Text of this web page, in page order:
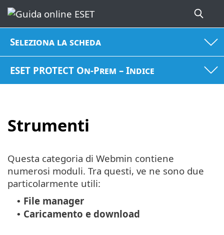
Seleziona la scheda
ESET PROTECT On-Prem – Indice
Strumenti
Questa categoria di Webmin contiene
numerosi moduli. Tra questi, ve ne sono due
particolarmente utili:
• File manager
• Caricamento e download